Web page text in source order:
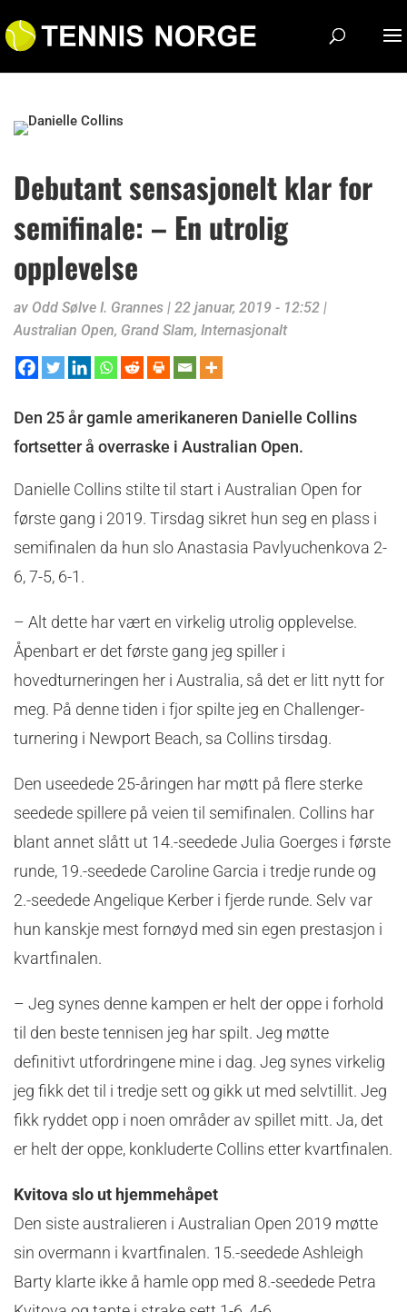
Debutant sensasjonelt klar for
semifinale: – En utrolig
opplevelse
av Odd Sølve I. Grannes | 22 januar, 2019 - 12:52 |
Australian Open, Grand Slam, Internasjonalt
Den 25 år gamle amerikaneren Danielle Collins
fortsetter å overraske i Australian Open.
Danielle Collins stilte til start i Australian Open for
første gang i 2019. Tirsdag sikret hun seg en plass i
semifinalen da hun slo Anastasia Pavlyuchenkova 2-
6, 7-5, 6-1.
– Alt dette har vært en virkelig utrolig opplevelse.
Åpenbart er det første gang jeg spiller i
hovedturneringen her i Australia, så det er litt nytt for
meg. På denne tiden i fjor spilte jeg en Challenger-
turnering i Newport Beach, sa Collins tirsdag.
Den useedede 25-åringen har møtt på flere sterke
seedede spillere på veien til semifinalen. Collins har
blant annet slått ut 14.-seedede Julia Goerges i første
runde, 19.-seedede Caroline Garcia i tredje runde og
2.-seedede Angelique Kerber i fjerde runde. Selv var
hun kanskje mest fornøyd med sin egen prestasjon i
kvartfinalen.
– Jeg synes denne kampen er helt der oppe i forhold
til den beste tennisen jeg har spilt. Jeg møtte
definitivt utfordringene mine i dag. Jeg synes virkelig
jeg fikk det til i tredje sett og gikk ut med selvtillit. Jeg
fikk ryddet opp i noen områder av spillet mitt. Ja, det
er helt der oppe, konkluderte Collins etter kvartfinalen.
Kvitova slo ut hjemmehåpet
Den siste australieren i Australian Open 2019 møtte
sin overmann i kvartfinalen. 15.-seedede Ashleigh
Barty klarte ikke å hamle opp med 8.-seedede Petra